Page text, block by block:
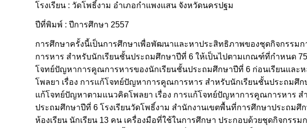
โรงเรียน : วัดโพธิ์งาม อำเภอกำแพงแสน จังหวัดนครปฐม
ปีที่พิมพ์ : ปีการศึกษา 2557
การศึกษาครั้งนี้เป็นการศึกษาเพื่อพัฒนาและหาประสิทธิภาพของชุดกิจกรร
การหาร สำหรับนักเรียนชั้นประถมศึกษาปีที่ 6 ให้เป็นไปตามเกณฑ์ที่กำหนด
โจทย์ปัญหาการคูณการหารของนักเรียนชั้นประถมศึกษาปีที่ 6 ก่อนเรียนแล
โพลยา เรื่อง การแก้โจทย์ปัญหาการคูณการหาร สำหรับนักเรียนชั้นประถมศึ
แก้โจทย์ปัญหาตามแนวคิดโพลยา เรื่อง การแก้โจทย์ปัญหาการคูณการหาร
ประถมศึกษาปีที่ 6 โรงเรียนวัดโพธิ์งาม สำนักงานเขตพื้นที่การศึกษาประถมศึ
ห้องเรียน นักเรียน 13 คน เครื่องมือที่ใช้ในการศึกษา ประกอบด้วยชุดกิจกร